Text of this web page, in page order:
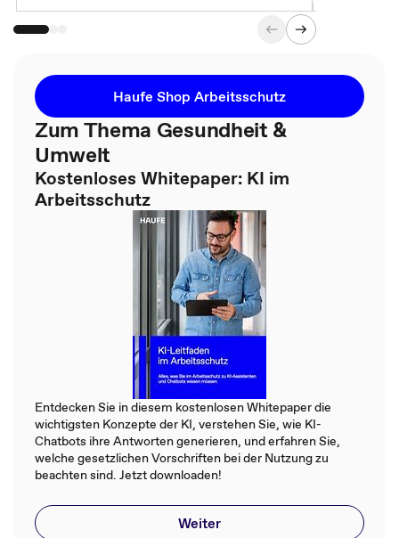
Haufe Shop Arbeitsschutz
Zum Thema Gesundheit &
Umwelt
Kostenloses Whitepaper: KI im
Arbeitsschutz
Entdecken Sie in diesem kostenlosen Whitepaper die
wichtigsten Konzepte der KI, verstehen Sie, wie KI-
Chatbots ihre Antworten generieren, und erfahren Sie,
welche gesetzlichen Vorschriften bei der Nutzung zu
beachten sind. Jetzt downloaden!
Weiter